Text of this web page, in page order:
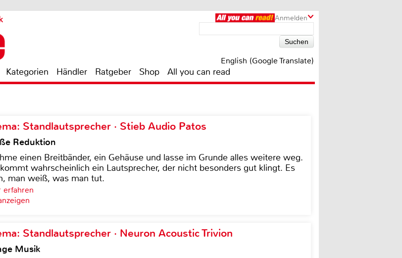
Anmelden
English (Google Translate)
Kategorien Händler Ratgeber Shop All you can read
Standlautsprecher · Stieb Audio Patos
Reduktion
einen Breitbänder, ein Gehäuse und lasse im Grunde alles weitere weg.
wahrscheinlich ein Lautsprecher, der nicht besonders gut klingt. Es
man weiß, was man tut.
erfahren
Standlautsprecher · Neuron Acoustic Trivion
Musik